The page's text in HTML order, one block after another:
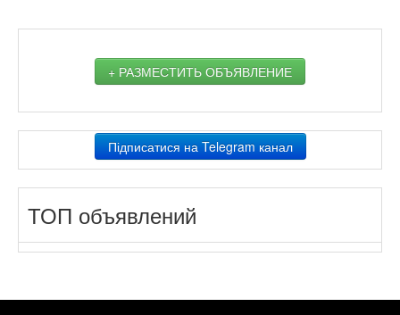
+ РАЗМЕСТИТЬ ОБЪЯВЛЕНИЕ
Підписатися на Telegram канал
ТОП объявлений